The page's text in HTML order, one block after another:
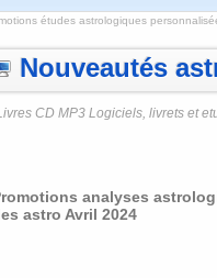
études astrologiques
Nouveautés
CD MP3 Logiciels, livrets et
analyses
astro Avril 2024